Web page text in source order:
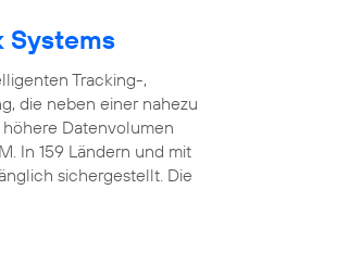
Systems
Tracking-,
die neben einer nahezu
Datenvolumen
In 159 Ländern und mit
sichergestellt. Die